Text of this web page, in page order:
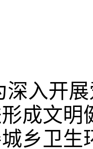
深入开
成文明
乡卫生